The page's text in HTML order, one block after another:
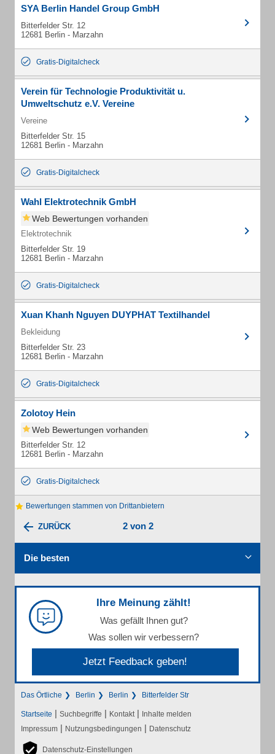
SYA Berlin Handel Group GmbH
Bitterfelder Str. 12
12681 Berlin - Marzahn
Gratis-Digitalcheck
Verein für Technologie Produktivität u.
Umweltschutz e.V. Vereine
Vereine
Bitterfelder Str. 15
12681 Berlin - Marzahn
Gratis-Digitalcheck
Wahl Elektrotechnik GmbH
Web Bewertungen vorhanden
Elektrotechnik
Bitterfelder Str. 19
12681 Berlin - Marzahn
Gratis-Digitalcheck
Xuan Khanh Nguyen DUYPHAT Textilhandel
Bekleidung
Bitterfelder Str. 23
12681 Berlin - Marzahn
Gratis-Digitalcheck
Zolotoy Hein
Web Bewertungen vorhanden
Bitterfelder Str. 12
12681 Berlin - Marzahn
Gratis-Digitalcheck
Bewertungen stammen von Drittanbietern
ZURÜCK 2 von 2
Die besten
Ihre Meinung zählt!
Was gefällt Ihnen gut?
Was sollen wir verbessern?
Jetzt Feedback geben!
Das Örtliche Berlin Berlin Bitterfelder Str
Startseite | Suchbegriffe | Kontakt | Inhalte melden
Impressum | Nutzungsbedingungen | Datenschutz
Datenschutz-Einstellungen